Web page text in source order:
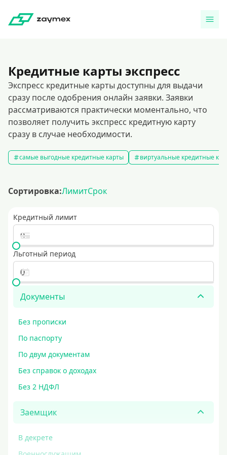
Кредитные карты экспресс
Экспресс кредитные карты доступны для выдачи
сразу после одобрения онлайн заявки. Заявки
рассматриваются практически моментально, что
позволяет получить экспресс кредитную карту
сразу в случае необходимости.
самые выгодные кредитные карты виртуальные кредитные
Сортировка:ЛимитСрок
Кредитный лимит
Льготный период
Документы
Без прописки
По паспорту
По двум документам
Без справок о доходах
Без 2 НДФЛ
Заемщик
В декрете